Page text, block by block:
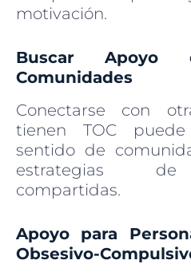
motivación.
Buscar
Comunidades
Conectarse con
tienen TOC
sentido de
estrategias de
compartidas.
Apoyo para
Obsesivo-